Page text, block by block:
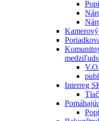
V.O.
Interreg